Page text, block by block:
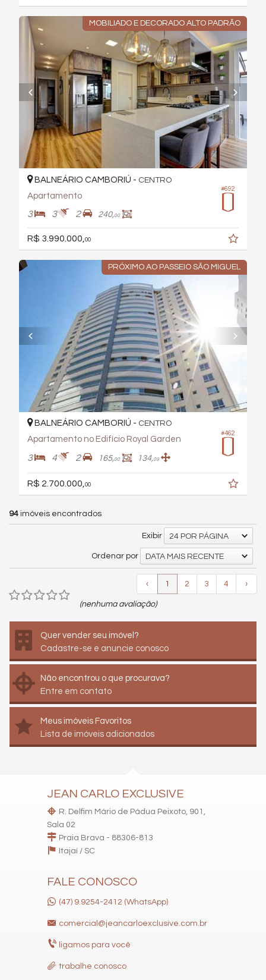
MOBILIADO E DECORADO ALTO PADRÃO
#692
BALNEÁRIO CAMBORIÚ - CENTRO
Apartamento
3 3 2 240,00
R$ 3.990.000, 00
PRÓXIMO AO PASSEIO SÃO MIGUEL
#462
BALNEÁRIO CAMBORIÚ - CENTRO
Apartamento no Edifício Royal Garden
3 4 2 165,00 134,09
R$ 2.700.000, 00
94 imóveis encontrados
Exibir 24 POR PÁGINA
Ordenar por DATA MAIS RECENTE
‹ 1 2 3 4 ›
(nenhuma avaliação)
Quer vender seu imóvel?
Cadastre-se e anuncie conosco
Não encontrou o que procurava?
Entre em contato
Meus imóveis Favoritos
Lista de imóveis adicionados
JEAN CARLO EXCLUSIVE
R. Delfim Mário de Pádua Peixoto, 901,
Sala 02
Praia Brava - 88306-813
Itajaí / SC
FALE CONOSCO
(47) 9.9254-2412 (WhatsApp)
comercial@jeancarloexclusive.com.br
ligamos para você
trabalhe conosco